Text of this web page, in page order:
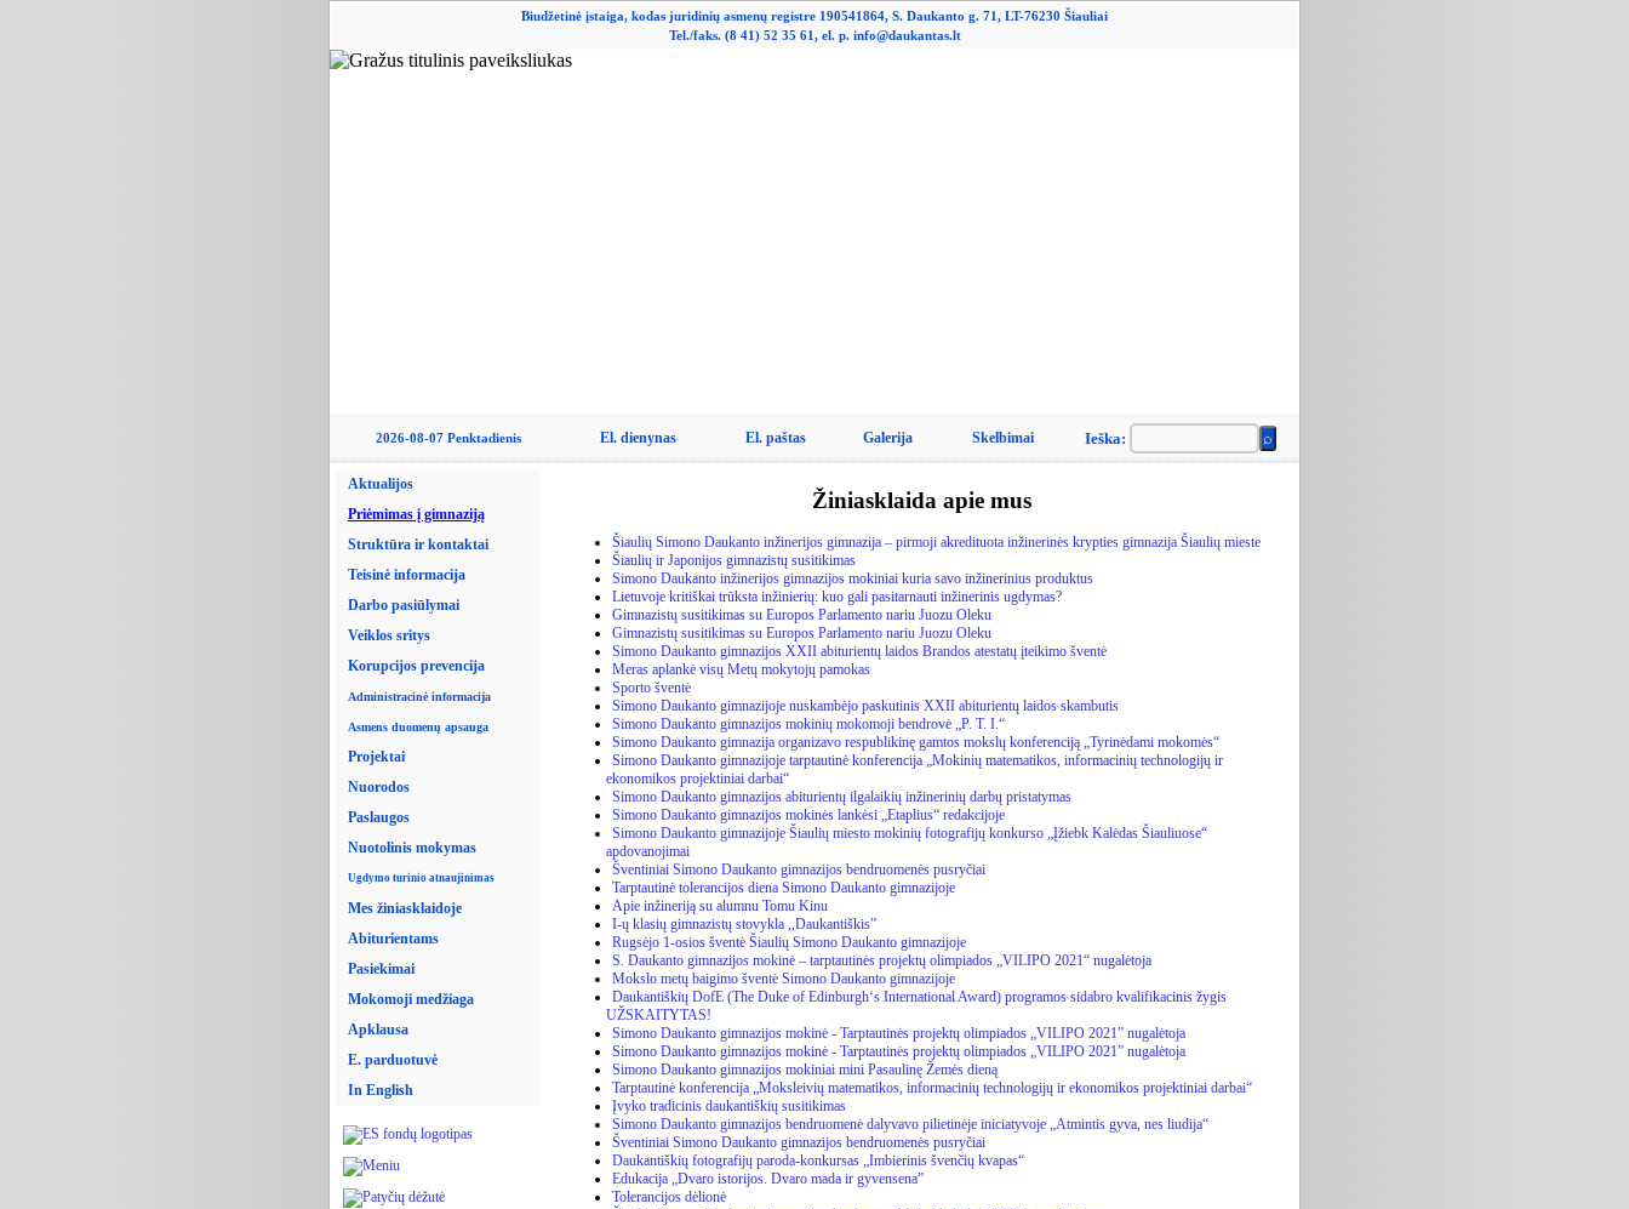
Biudžetinė įstaiga, kodas juridinių asmenų registre 190541864, S. Daukanto g. 71, LT-76230 Šiauliai
Tel./faks. (8 41) 52 35 61, el. p. info@daukantas.lt
2026-08-07 Penktadienis El. dienynas El. paštas Galerija Skelbimai Ieška:
Aktualijos
Priėmimas į gimnaziją
Struktūra ir kontaktai
Teisinė informacija
Darbo pasiūlymai
Veiklos sritys
Korupcijos prevencija
Administracinė informacija
Asmens duomenų apsauga
Projektai
Nuorodos
Paslaugos
Nuotolinis mokymas
Ugdymo turinio atnaujinimas
Mes žiniasklaidoje
Abiturientams
Pasiekimai
Mokomoji medžiaga
Apklausa
E. parduotuvė
In English
Žiniasklaida apie mus
Šiaulių Simono Daukanto inžinerijos gimnazija – pirmoji akredituota inžinerinės krypties gimnazija Šiaulių mieste
Šiaulių ir Japonijos gimnazistų susitikimas
Simono Daukanto inžinerijos gimnazijos mokiniai kuria savo inžinerinius produktus
Lietuvoje kritiškai trūksta inžinierių: kuo gali pasitarnauti inžinerinis ugdymas?
Gimnazistų susitikimas su Europos Parlamento nariu Juozu Oleku
Gimnazistų susitikimas su Europos Parlamento nariu Juozu Oleku
Simono Daukanto gimnazijos XXII abiturientų laidos Brandos atestatų įteikimo šventė
Meras aplankė visų Metų mokytojų pamokas
Sporto šventė
Simono Daukanto gimnazijoje nuskambėjo paskutinis XXII abiturientų laidos skambutis
Simono Daukanto gimnazijos mokinių mokomoji bendrovė „P. T. I.“
Simono Daukanto gimnazija organizavo respublikinę gamtos mokslų konferenciją „Tyrinėdami mokomės“
Simono Daukanto gimnazijoje tarptautinė konferencija „Mokinių matematikos, informacinių technologijų ir
ekonomikos projektiniai darbai“
Simono Daukanto gimnazijos abiturientų ilgalaikių inžinerinių darbų pristatymas
Simono Daukanto gimnazijos mokinės lankėsi „Etaplius“ redakcijoje
Simono Daukanto gimnazijoje Šiaulių miesto mokinių fotografijų konkurso „Įžiebk Kalėdas Šiauliuose“
apdovanojimai
Šventiniai Simono Daukanto gimnazijos bendruomenės pusryčiai
Tarptautinė tolerancijos diena Simono Daukanto gimnazijoje
Apie inžineriją su alumnu Tomu Kinu
I-ų klasių gimnazistų stovykla ,,Daukantiškis”
Rugsėjo 1-osios šventė Šiaulių Simono Daukanto gimnazijoje
S. Daukanto gimnazijos mokinė – tarptautinės projektų olimpiados „VILIPO 2021“ nugalėtoja
Mokslo metų baigimo šventė Simono Daukanto gimnazijoje
Daukantiškių DofE (The Duke of Edinburgh‘s International Award) programos sidabro kvalifikacinis žygis
UŽSKAITYTAS!
Simono Daukanto gimnazijos mokinė - Tarptautinės projektų olimpiados „VILIPO 2021” nugalėtoja
Simono Daukanto gimnazijos mokinė - Tarptautinės projektų olimpiados „VILIPO 2021” nugalėtoja
Simono Daukanto gimnazijos mokiniai mini Pasaulinę Žemės dieną
Tarptautinė konferencija „Moksleivių matematikos, informacinių technologijų ir ekonomikos projektiniai darbai“
Įvyko tradicinis daukantiškių susitikimas
Simono Daukanto gimnazijos bendruomenė dalyvavo pilietinėje iniciatyvoje „Atmintis gyva, nes liudija“
Šventiniai Simono Daukanto gimnazijos bendruomenės pusryčiai
Daukantiškių fotografijų paroda-konkursas „Imbierinis švenčių kvapas“
Edukacija „Dvaro istorijos. Dvaro mada ir gyvensena”
Tolerancijos dėlionė